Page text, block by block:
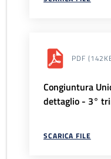
PDF
Congiuntura
dettaglio - 3°
SCARICA FILE